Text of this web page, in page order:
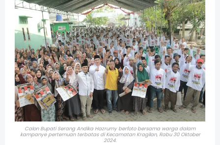
Calon Bupati Serang Andika Hazrumy berfoto bersama warga dalam
kampanye pertemuan terbatas di Kecamatan Kragilan, Rabu 30 Oktober
2024.